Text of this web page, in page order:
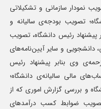
نمودار سازمانی و تشکیلاتی
تصویب بودجه‌ی سالیانه و
پیشنهاد رئیس دانشگاه، تصویب
دانشجویی و سایر آیین‌نامه‌های
وی بنابر پیشنهاد رئیس
مالی سالیانه‌ی دانشگاه؛
و بررسی گزارش اموری که از
ضوابط کسب درآمدهای